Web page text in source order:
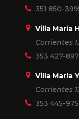
351 850-
Villa María
Corrientes
353 427-
Villa María
Corrientes
353 445-